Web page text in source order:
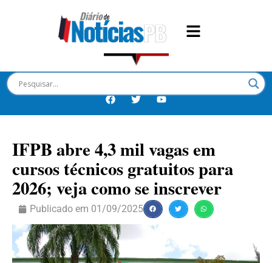
IFPB abre 4,3 mil vagas em
cursos técnicos gratuitos para
2026; veja como se inscrever
Publicado em 01/09/2025